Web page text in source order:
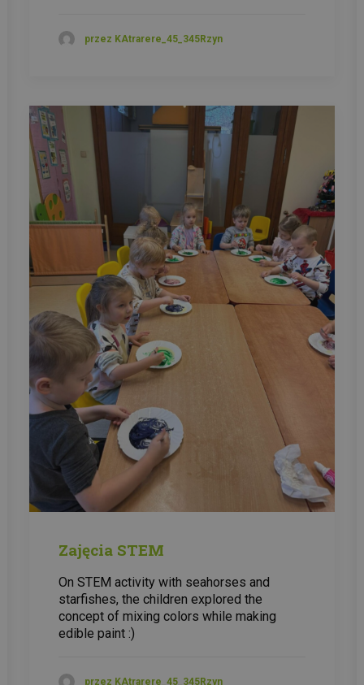
przez KAtrarere_45_345Rzyn
Zajęcia STEM
On STEM activity with seahorses and
starfishes, the children explored the
concept of mixing colors while making
edible paint :)
przez KAtrarere_45_345Rzyn